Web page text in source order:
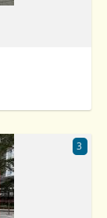
3